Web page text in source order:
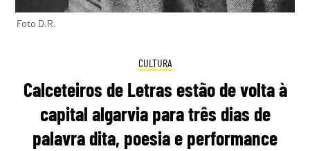
Foto D.R.
CULTURA
Calceteiros de Letras estão de volta à
capital algarvia para três dias de
palavra dita, poesia e performance